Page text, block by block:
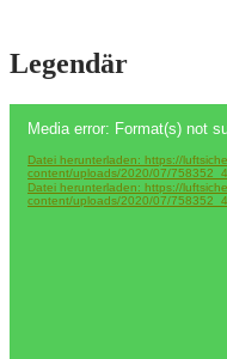
Legendär
Player
Media error: Format(s) not
Datei herunterladen: https://
content/uploads/2020/07/
Datei herunterladen: https://
content/uploads/2020/07/